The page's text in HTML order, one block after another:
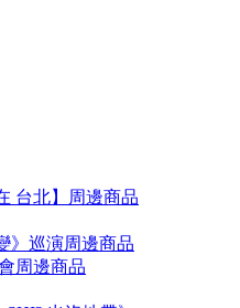
台北】周邊商品
》巡演周邊商品
周邊商品